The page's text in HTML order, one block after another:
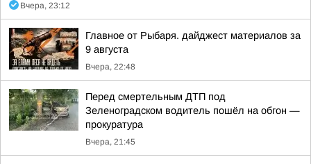
Вчера, 23:12
Главное от Рыбаря. дайджест материалов за
9 августа
Вчера, 22:48
Перед смертельным ДТП под
Зеленоградском водитель пошёл на обгон —
прокуратура
Вчера, 21:45